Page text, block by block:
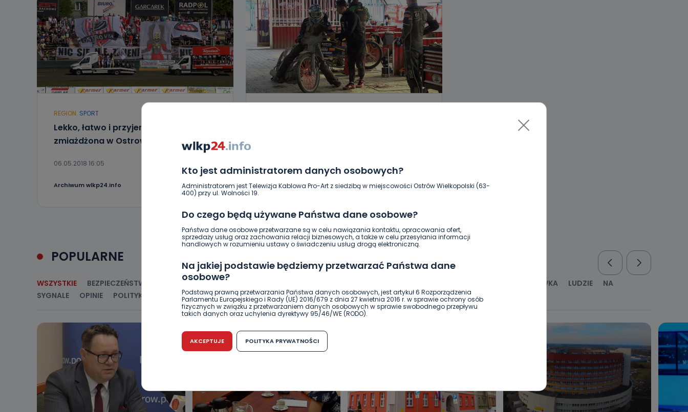
Kto jest administratorem danych osobowych?
Administratorem jest Telewizja Kablowa Pro-Art z siedzibą w miejscowości Ostrów Wielkopolski (63-
400) przy ul. Wolności 19.
Do czego będą używane Państwa dane osobowe?
Państwa dane osobowe przetwarzane są w celu nawiązania kontaktu, opracowania ofert,
sprzedaży usług oraz zachowania relacji biznesowych, a także w celu przesyłania informacji
handlowych w rozumieniu ustawy o świadczeniu usług drogą elektroniczną.
Na jakiej podstawie będziemy przetwarzać Państwa dane
osobowe?
Podstawą prawną przetwarzania Państwa danych osobowych, jest artykuł 6 Rozporządzenia
Parlamentu Europejskiego i Rady (UE) 2016/679 z dnia 27 kwietnia 2016 r. w sprawie ochrony osób
fizycznych w związku z przetwarzaniem danych osobowych w sprawie swobodnego przepływu
takich danych oraz uchylenia dyrektywy 95/46/WE (RODO).
Czy jest możliwość cofnięcia zgody?
Podanie danych osobowych jest dobrowolne, nie jest wymogiem ustawowym lub umownym oraz
Kiedy i komu możemy przekazać Państwa dane?
AKCEPTUJE POLITYKA PRYWATNOŚCI
REGION SPORT
Lekko, łatwo i przyjemnie. Polonia
zmiażdżona w Ostrowie
06.05.2018 16:05
Archiwum wlkp24.info 3 Archiwum wlkp24.info 0
POPULARNE
WSZYSTKIE BEZPIECZEŃSTWO CIEKAWOSTKI EDUKACJA KULTURA I ROZRYWKA LUDZIE
NA
SYGNALE
OPINIE POLITYKA RELIGIA SAMORZĄD ŚRODOWISKO WASZE INFO WSZYSTKICH ŚWIĘTYCH WYWIADY